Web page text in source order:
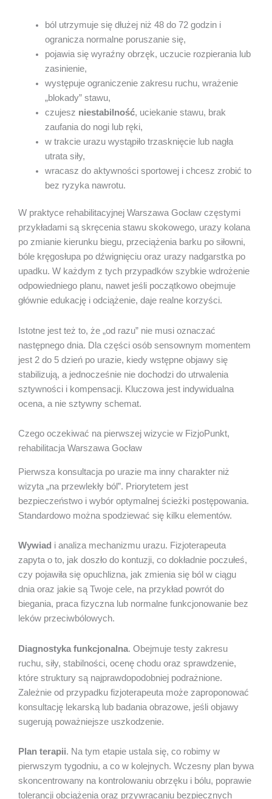
ból utrzymuje się dłużej niż 48 do 72 godzin i
ogranicza normalne poruszanie się,
pojawia się wyraźny obrzęk, uczucie rozpierania lub
zasinienie,
występuje ograniczenie zakresu ruchu, wrażenie
„blokady” stawu,
czujesz niestabilność, uciekanie stawu, brak
zaufania do nogi lub ręki,
w trakcie urazu wystąpiło trzasknięcie lub nagła
utrata siły,
wracasz do aktywności sportowej i chcesz zrobić to
bez ryzyka nawrotu.
W praktyce rehabilitacyjnej Warszawa Gocław częstymi
przykładami są skręcenia stawu skokowego, urazy kolana
po zmianie kierunku biegu, przeciążenia barku po siłowni,
bóle kręgosłupa po dźwignięciu oraz urazy nadgarstka po
upadku. W każdym z tych przypadków szybkie wdrożenie
odpowiedniego planu, nawet jeśli początkowo obejmuje
głównie edukację i odciążenie, daje realne korzyści.
Istotne jest też to, że „od razu” nie musi oznaczać
następnego dnia. Dla części osób sensownym momentem
jest 2 do 5 dzień po urazie, kiedy wstępne objawy się
stabilizują, a jednocześnie nie dochodzi do utrwalenia
sztywności i kompensacji. Kluczowa jest indywidualna
ocena, a nie sztywny schemat.
Czego oczekiwać na pierwszej wizycie w FizjoPunkt,
rehabilitacja Warszawa Gocław
Pierwsza konsultacja po urazie ma inny charakter niż
wizyta „na przewlekły ból”. Priorytetem jest
bezpieczeństwo i wybór optymalnej ścieżki postępowania.
Standardowo można spodziewać się kilku elementów.
Wywiad i analiza mechanizmu urazu. Fizjoterapeuta
zapyta o to, jak doszło do kontuzji, co dokładnie poczułeś,
czy pojawiła się opuchlizna, jak zmienia się ból w ciągu
dnia oraz jakie są Twoje cele, na przykład powrót do
biegania, praca fizyczna lub normalne funkcjonowanie bez
leków przeciwbólowych.
Diagnostyka funkcjonalna. Obejmuje testy zakresu
ruchu, siły, stabilności, ocenę chodu oraz sprawdzenie,
które struktury są najprawdopodobniej podrażnione.
Zależnie od przypadku fizjoterapeuta może zaproponować
konsultację lekarską lub badania obrazowe, jeśli objawy
sugerują poważniejsze uszkodzenie.
Plan terapii. Na tym etapie ustala się, co robimy w
pierwszym tygodniu, a co w kolejnych. Wczesny plan bywa
skoncentrowany na kontrolowaniu obrzęku i bólu, poprawie
tolerancji obciążenia oraz przywracaniu bezpiecznych